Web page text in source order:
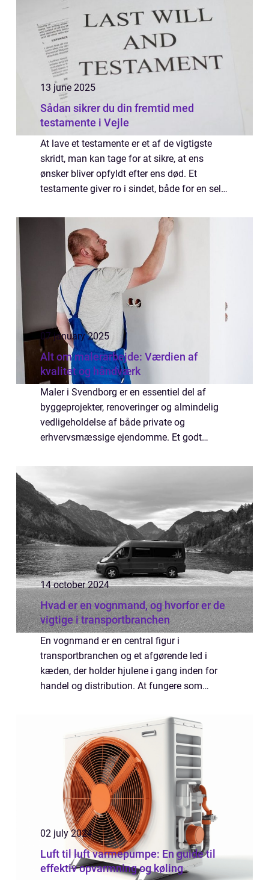
13 june 2025
Sådan sikrer du din fremtid med
testamente i Vejle
At lave et testamente er et af de vigtigste
skridt, man kan tage for at sikre, at ens
ønsker bliver opfyldt efter ens død. Et
testamente giver ro i sindet, både for en selv
risikoen for konfl...
07 january 2025
Alt om malerarbejde: Værdien af
kvalitet og håndværk
Maler i Svendborg er en essentiel del af
byggeprojekter, renoveringer og almindelig
vedligeholdelse af både private og
erhvervsmæssige ejendomme. Et godt
æstetikken i et rum, men ogs&...
14 october 2024
Hvad er en vognmand, og hvorfor er de
vigtige i transportbranchen
En vognmand er en central figur i
transportbranchen og et afgørende led i
kæden, der holder hjulene i gang inden for
handel og distribution. At fungere som
transport af varer i alle størrelser...
02 july 2024
Luft til luft varmepumpe: En guide til
effektiv opvarmning og køling